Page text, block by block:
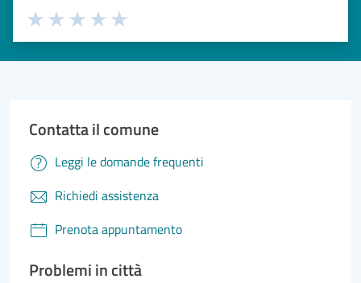
Valuta 5 stelle su 5
Valuta 4 stelle su 5
Valuta 3 stelle su 5
Valuta 2 stelle su 5
Valuta 1 stelle su 5
Contatta il comune
Leggi le domande frequenti
Richiedi assistenza
Prenota appuntamento
Problemi in città